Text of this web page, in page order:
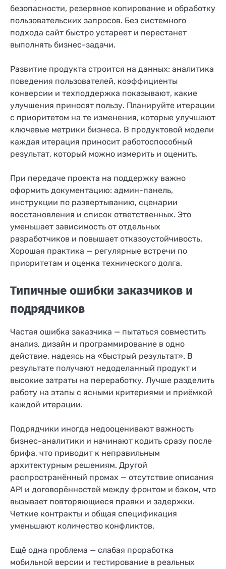
безопасности, резервное копирование и обработку
пользовательских запросов. Без системного
подхода сайт быстро устареет и перестанет
выполнять бизнес-задачи.
Развитие продукта строится на данных: аналитика
поведения пользователей, коэффициенты
конверсии и техподдержка показывают, какие
улучшения приносят пользу. Планируйте итерации
с приоритетом на те изменения, которые улучшают
ключевые метрики бизнеса. В продуктовой модели
каждая итерация приносит работоспособный
результат, который можно измерить и оценить.
При передаче проекта на поддержку важно
оформить документацию: админ-панель,
инструкции по развертыванию, сценарии
восстановления и список ответственных. Это
уменьшает зависимость от отдельных
разработчиков и повышает отказоустойчивость.
Хорошая практика — регулярные встречи по
приоритетам и оценка технического долга.
Типичные ошибки заказчиков и
подрядчиков
Частая ошибка заказчика — пытаться совместить
анализ, дизайн и программирование в одно
действие, надеясь на «быстрый результат». В
результате получают недоделанный продукт и
высокие затраты на переработку. Лучше разделить
работу на этапы с ясными критериями и приёмкой
каждой итерации.
Подрядчики иногда недооценивают важность
бизнес-аналитики и начинают кодить сразу после
брифа, что приводит к неправильным
архитектурным решениям. Другой
распространённый промах — отсутствие описания
API и договорённостей между фронтом и бэком, что
вызывает повторяющиеся правки и задержки.
Четкие контракты и общая спецификация
уменьшают количество конфликтов.
Ещё одна проблема — слабая проработка
мобильной версии и тестирование в реальных